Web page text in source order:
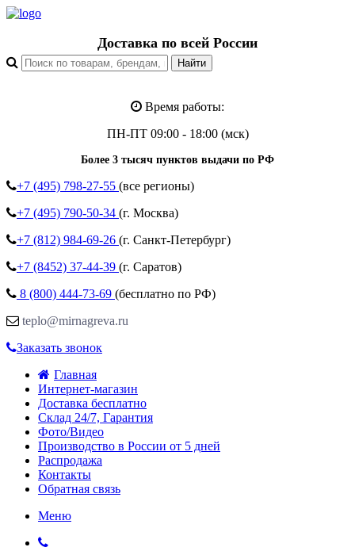
Доставка по всей России
Время работы:
ПН-ПТ 09:00 - 18:00 (мск)
Более 3 тысяч пунктов выдачи по РФ
+7 (495) 798-27-55 (все регионы)
+7 (495) 790-50-34 (г. Москва)
+7 (812) 984-69-26 (г. Санкт-Петербург)
+7 (8452) 37-44-39 (г. Саратов)
8 (800) 444-73-69 (бесплатно по РФ)
teplo@mirnagreva.ru
Заказать звонок
Главная
Интернет-магазин
Доставка бесплатно
Склад 24/7, Гарантия
Фото/Видео
Производство в России от 5 дней
Распродажа
Контакты
Обратная связь
Меню